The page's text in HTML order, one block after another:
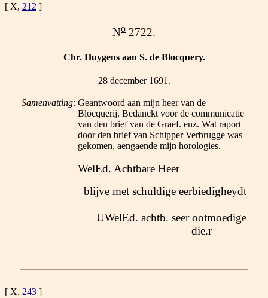
[ X, 212 ]
No 2722.
Chr. Huygens aan S. de Blocquery.
28 december 1691.
Samenvatting: Geantwoord aan mijn heer van de
Blocquerij. Bedanckt voor de communicatie
van den brief van de Graef. enz. Wat raport
door den brief van Schipper Verbrugge was
gekomen, aengaende mijn horologies.
WelEd. Achtbare Heer
blijve met schuldige eerbiedigheydt
UWelEd. achtb. seer ootmoedige
die.r
[ X, 243 ]